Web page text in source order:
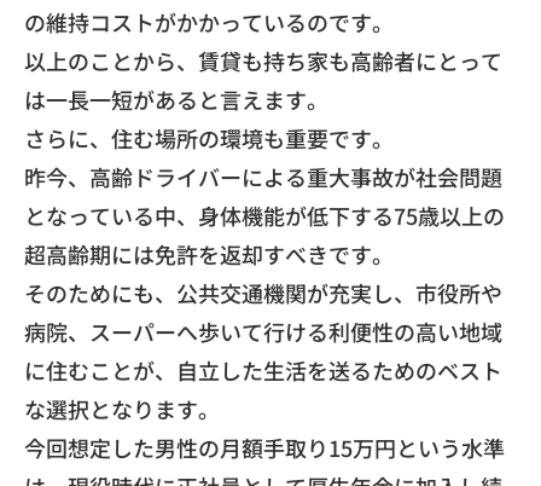
の維持コストがかかっているのです。
以上のことから、 賃貸も持ち家も高齢者にとって
は一長一短があると言えます。
​さらに、住む場所の環境も重要です。
昨今、高齢ドライバーによる重大事故が社会問題
となっている中、 身体機能が低下する75歳以上の
超高齢期には免許を返却すべきです。
そのためにも、公共交通機関が充実し、市役所や
病院、 スーパーへ歩いて行ける利便性の高い地域
に住むことが、 自立した生活を送るためのベスト
な選択となります。
​今回想定した男性の月額手取り15万円という水準